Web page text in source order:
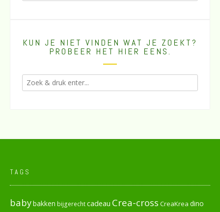
KUN JE NIET VINDEN WAT JE ZOEKT?
PROBEER HET HIER EENS.
TAGS
babybakken bijgerechtcadeau Crea-cross CreaKrea dino